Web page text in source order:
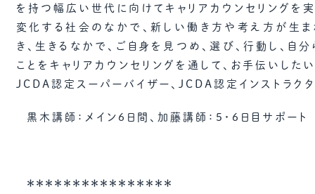
を持つ幅広い世代に向けてキャリアカウンセリングを
変化する社会のなかで、新しい働き方や考え方が生ま
き、生きるなかで、ご自身を見つめ、選び、行動し、自
ことをキャリアカウンセリングを通して、お手伝いした
JCDA認定スーパーバイザー、JCDA認定インストラク
黒木講師：メイン6日間、加藤講師：５・６日目サポート
＊＊＊＊＊＊＊＊＊＊＊＊＊＊＊＊